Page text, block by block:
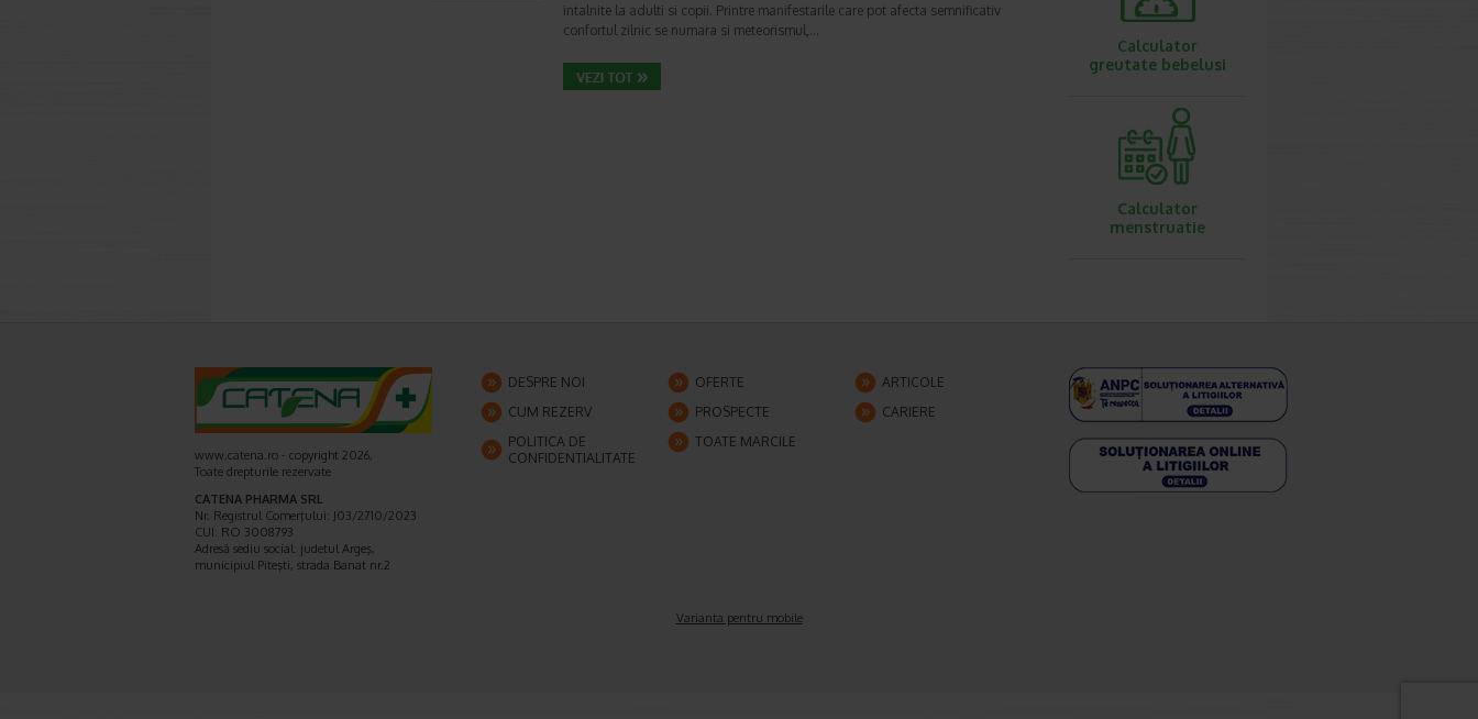
intalnite la adulti si copii. Printre manifestarile care pot afecta semnificativ
confortul zilnic se numara si meteorismul,…
Calculator
greutate bebelusi
Calculator
menstruatie
www.catena.ro - copyright 2026,
Toate drepturile rezervate
CATENA PHARMA SRL
Nr. Registrul Comerţului: J03/2710/2023
CUI: RO 3008793
Adresă sediu social: judetul Argeş,
municipiul Piteşti, strada Banat nr.2
DESPRE NOI OFERTE
ARTICOLE
CUM REZERV
PROSPECTE
CARIERE
POLITICA DE
CONFIDENTIALITATE
TOATE MARCILE
Varianta pentru mobile